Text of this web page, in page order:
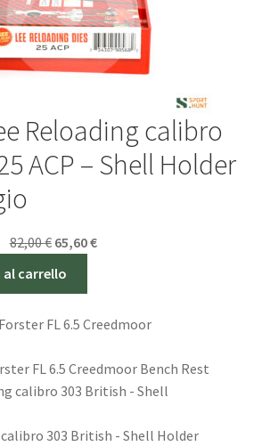
Reloading calibro
ACP – Shell Holder
82,00€ Il
82,00 €.
65,60€Il
65,60 €.
al carrello
FL 6.5 Creedmoor Bench Rest
303 British - Shell Holder